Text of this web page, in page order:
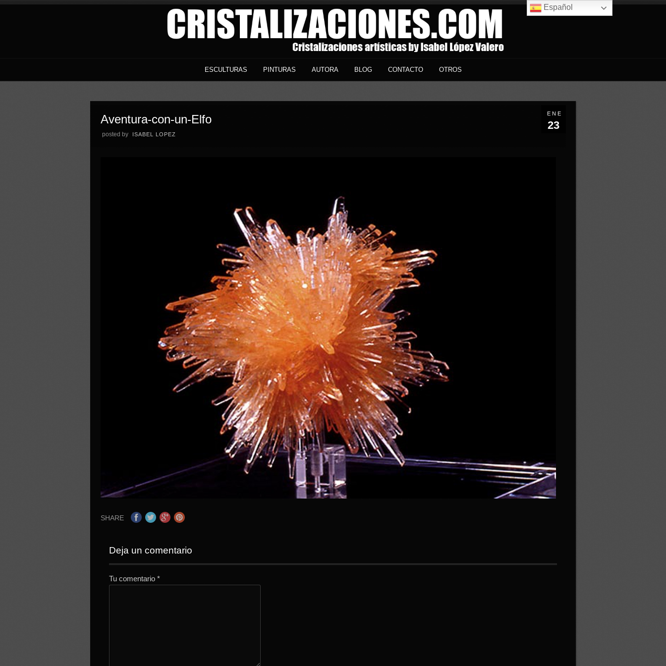
ESCULTURAS PINTURAS AUTORA BLOG CONTACTO OTROS
ENE
23
Aventura-con-un-Elfo
posted by ISABEL LOPEZ
SHARE
Deja un comentario
Tu comentario*
Español